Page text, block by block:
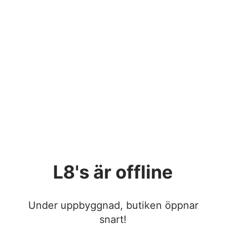
L8's är offline
Under uppbyggnad, butiken öppnar
snart!